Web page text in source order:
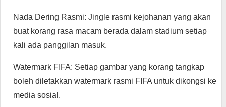
Nada Dering Rasmi: Jingle rasmi kejohanan yang akan
buat korang rasa macam berada dalam stadium setiap
kali ada panggilan masuk.
Watermark FIFA: Setiap gambar yang korang tangkap
boleh diletakkan watermark rasmi FIFA untuk dikongsi ke
media sosial.